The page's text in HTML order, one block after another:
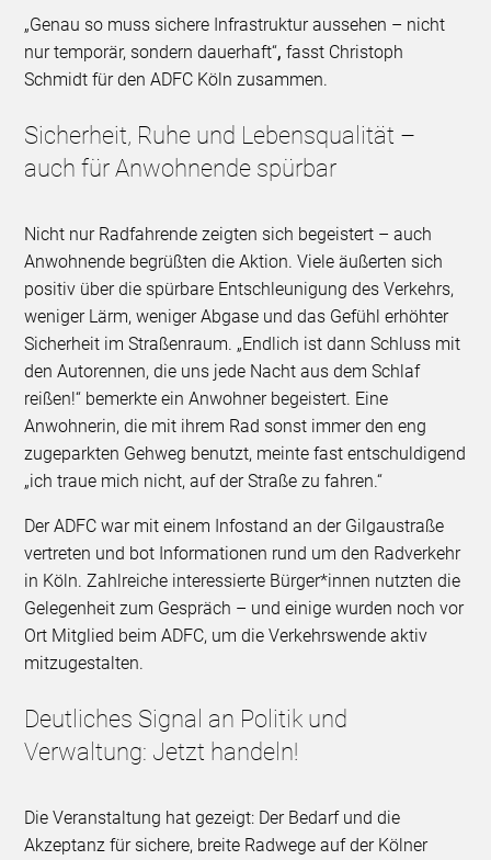
„Genau so muss sichere Infrastruktur aussehen – nicht
nur temporär, sondern dauerhaft“, fasst Christoph
Schmidt für den ADFC Köln zusammen.
Sicherheit, Ruhe und Lebensqualität –
auch für Anwohnende spürbar
Nicht nur Radfahrende zeigten sich begeistert – auch
Anwohnende begrüßten die Aktion. Viele äußerten sich
positiv über die spürbare Entschleunigung des Verkehrs,
weniger Lärm, weniger Abgase und das Gefühl erhöhter
Sicherheit im Straßenraum. „Endlich ist dann Schluss mit
den Autorennen, die uns jede Nacht aus dem Schlaf
reißen!“ bemerkte ein Anwohner begeistert. Eine
Anwohnerin, die mit ihrem Rad sonst immer den eng
zugeparkten Gehweg benutzt, meinte fast entschuldigend
„ich traue mich nicht, auf der Straße zu fahren.“
Der ADFC war mit einem Infostand an der Gilgaustraße
vertreten und bot Informationen rund um den Radverkehr
in Köln. Zahlreiche interessierte Bürger*innen nutzten die
Gelegenheit zum Gespräch – und einige wurden noch vor
Ort Mitglied beim ADFC, um die Verkehrswende aktiv
mitzugestalten.
Deutliches Signal an Politik und
Verwaltung: Jetzt handeln!
Die Veranstaltung hat gezeigt: Der Bedarf und die
Akzeptanz für sichere, breite Radwege auf der Kölner